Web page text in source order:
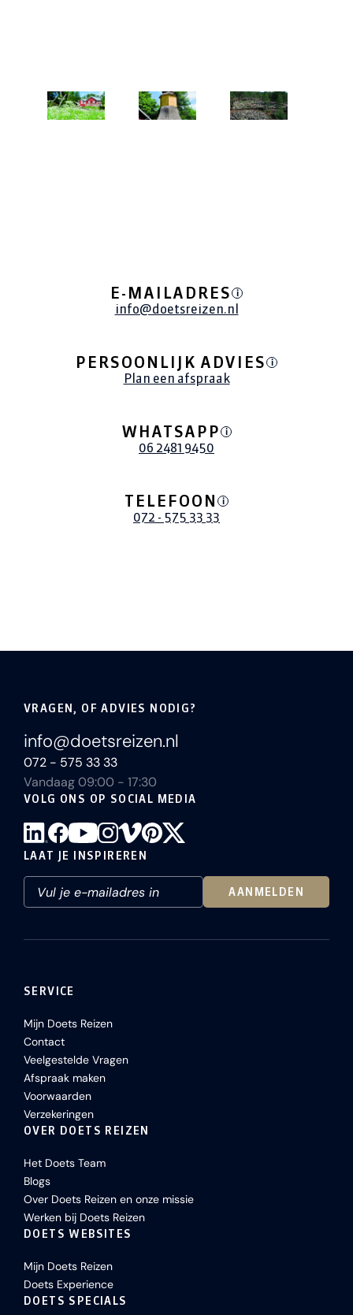
E-MAILADRES i
info@doetsreizen.nl
PERSOONLIJK ADVIES i
Plan een afspraak
WHATSAPP i
06 2481 9450
TELEFOON i
072 - 575 33 33
VRAGEN, OF ADVIES NODIG?
info@doetsreizen.nl
072 - 575 33 33
Vandaag 09:00 - 17:30
VOLG ONS OP SOCIAL MEDIA
LAAT JE INSPIREREN
AANMELDEN
SERVICE
Mijn Doets Reizen
Contact
Veelgestelde Vragen
Afspraak maken
Voorwaarden
Verzekeringen
OVER DOETS REIZEN
Het Doets Team
Blogs
Over Doets Reizen en onze missie
Werken bij Doets Reizen
DOETS WEBSITES
Mijn Doets Reizen
Doets Experience
DOETS SPECIALS